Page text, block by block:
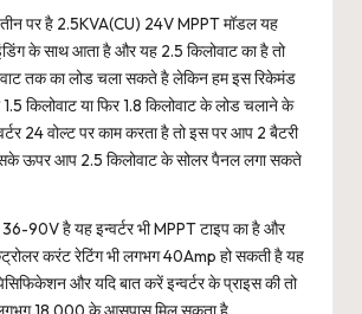
तीन पर है 2.5KVA(CU) 24V MPPT मॉडल यह
के साथ आता है और यह 2.5 किलोवाट का है तो
तक का लोड चला सकते है लेकिन हम इस रिकेमंड
किलोवाट या फिर 1.8 किलोवाट के लोड चलाने के
24 वोल्ट पर काम करता है तो इस पर आप 2 बैटरी
ऊपर आप 2.5 किलोवाट के सोलर पैनल लगा सकते
36-90V है यह इन्वर्टर भी MPPT टाइप का है और
करंट रेटिंग भी लगभग 40Amp हो सकती है यह
और यदि बात करें इन्वर्टर के प्राइस की तो